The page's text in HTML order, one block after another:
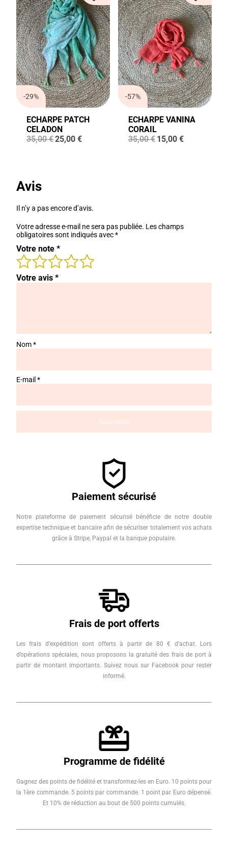
-29%
ECHARPE PATCH
CELADON
35,00€Le
25,00 €Le
-57%
ECHARPE VANINA
CORAIL
35,00€ Le
15,00 €Le
Avis
Il n’y a pas encore d’avis.
Votre adresse e-mail ne sera pas publiée. Les champs
obligatoires sont indiqués avec*
Votre note *
Votre avis *
Nom*
E-mail *
Paiement sécurisé
Notre plateforme de paiement sécurisé bénéficie de notre double
expertise technique et bancaire afin de sécuriser totalement vos achats
grâce à Stripe, Paypal et la banque populaire.
Frais de port offerts
Les frais d’expédition sont offerts à partir de 80 € d’achat. Lors
d’opérations spéciales, nous proposons la gratuité des frais de port à
partir de montant importants. Suivez nous sur Facebook pour rester
informé.
Programme de fidélité
Gagnez des points de fidélité et transformez-les en Euro. 10 points pour
la 1ère commande. 5 points par commande. 1 point par Euro dépensé.
Et 10% de réduction au bout de 500 points cumulés.